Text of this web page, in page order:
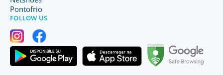
Pontofrio
FOLLOW US